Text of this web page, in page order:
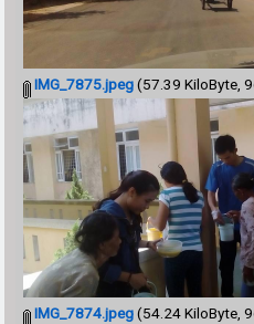
IMG_7875.jpeg(57.39 KiloByte,
IMG_7874.jpeg(54.24 KiloByte,